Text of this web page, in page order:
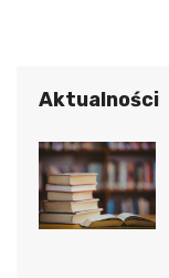
Aktualności